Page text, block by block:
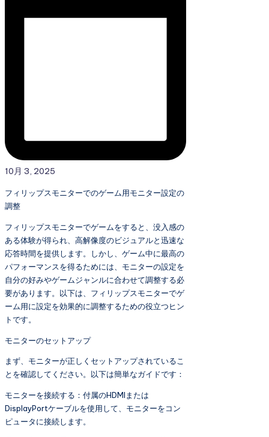
10月 3, 2025
フィリップスモニターでのゲーム用モニター設定の
調整
フィリップスモニターでゲームをすると、没入感の
ある体験が得られ、高解像度のビジュアルと迅速な
応答時間を提供します。しかし、ゲーム中に最高の
パフォーマンスを得るためには、モニターの設定を
自分の好みやゲームジャンルに合わせて調整する必
要があります。以下は、フィリップスモニターでゲ
ーム用に設定を効果的に調整するための役立つヒン
トです。
モニターのセットアップ
まず、モニターが正しくセットアップされているこ
とを確認してください。以下は簡単なガイドです：
モニターを接続する：付属のHDMIまたは
DisplayPortケーブルを使用して、モニターをコン
ピュータに接続します。